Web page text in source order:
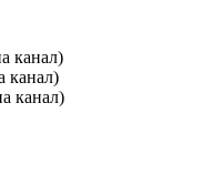
канал)
канал)
канал)